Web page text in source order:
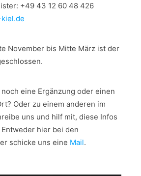
+49 43 12 60 48 426
November bis Mitte März ist der
noch eine Ergänzung oder einen
Oder zu einem anderen im
uns und hilf mit, diese Infos
hier bei den
schicke uns eine Mail.